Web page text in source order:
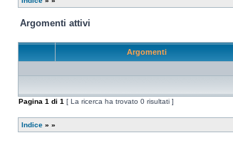
Argomenti attivi
Argomenti
Pagina 1 di 1 [ La ricerca ha trovato 0 risultati ]
Indice » »